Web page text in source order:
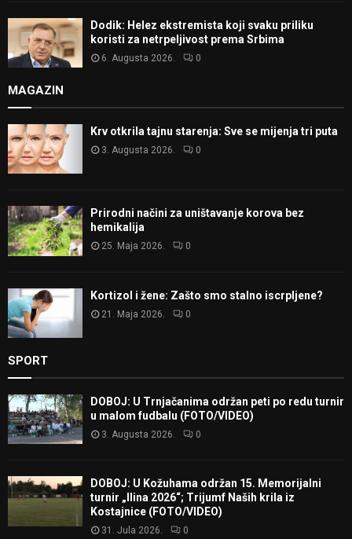
Dodik: Helez ekstremista koji svaku priliku
koristi za netrpeljivost prema Srbima
6. Augusta 2026. 0
MAGAZIN
Krv otkrila tajnu starenja: Sve se mijenja tri puta
3. Augusta 2026. 0
Prirodni načini za uništavanje korova bez
hemikalija
25. Maja 2026. 0
Kortizol i žene: Zašto smo stalno iscrpljene?
21. Maja 2026. 0
SPORT
DOBOJ: U Trnjačanima održan peti po redu turnir
u malom fudbalu (FOTO/VIDEO)
3. Augusta 2026. 0
DOBOJ: U Kožuhama održan 15. Memorijalni
turnir „Ilina 2026“; Trijumf Naših krila iz
Kostajnice (FOTO/VIDEO)
31. Jula 2026. 0